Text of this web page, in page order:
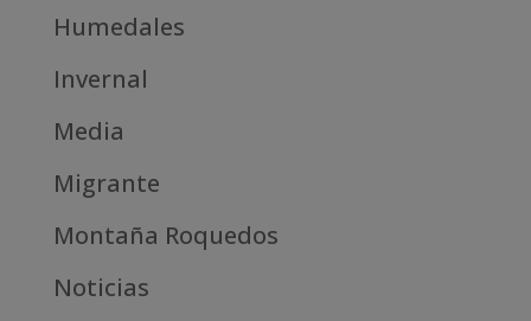
Humedales
Invernal
Media
Migrante
Montaña Roquedos
Noticias